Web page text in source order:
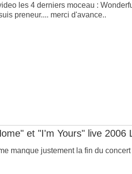
les 4 derniers moceau :
preneur.... merci d'avance..
et "I'm Yours" live 2006
manque justement la fin du